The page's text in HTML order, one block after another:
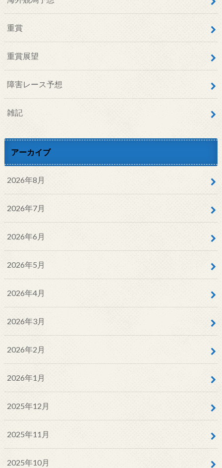
重賞
重賞展望
障害レース予想
雑記
アーカイブ
2026年8月
2026年7月
2026年6月
2026年5月
2026年4月
2026年3月
2026年2月
2026年1月
2025年12月
2025年11月
2025年10月